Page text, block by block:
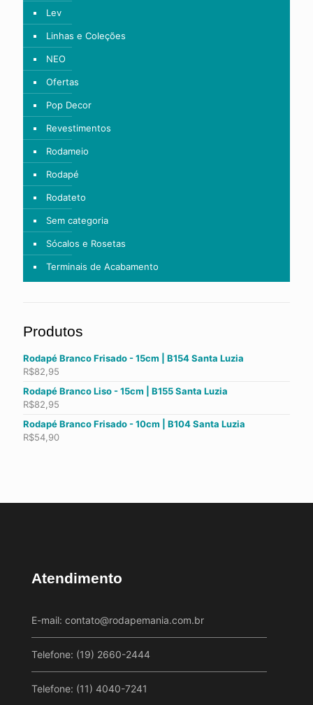
Lev
Linhas e Coleções
NEO
Ofertas
Pop Decor
Revestimentos
Rodameio
Rodapé
Rodateto
Sem categoria
Sócalos e Rosetas
Terminais de Acabamento
Produtos
Rodapé Branco Frisado - 15cm | B154 Santa Luzia
R$82,95
Rodapé Branco Liso - 15cm | B155 Santa Luzia
R$82,95
Rodapé Branco Frisado - 10cm | B104 Santa Luzia
R$54,90
Atendimento
E-mail: contato@rodapemania.com.br
Telefone: (19) 2660-2444
Telefone: (11) 4040-7241